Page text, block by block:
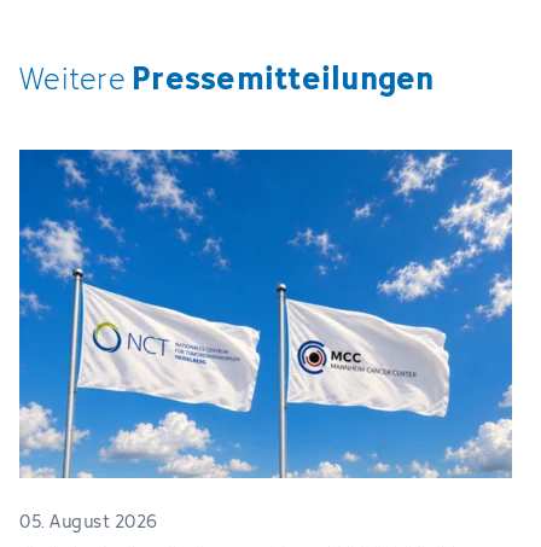
Weitere Pressemitteilungen
05. August 2026